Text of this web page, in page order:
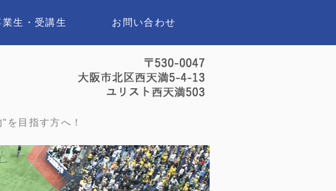
セイスポーツアナウンススクール
目指す方へ！
生・受講生 お問い合わせ